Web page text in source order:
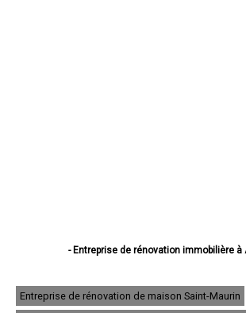
- Entreprise de rénovation immobilière à
- Entreprise de rénovation immobilière à Le
- Entreprise de rénovation immobilière à
Entreprise de rénovation de maison Saint-Maurin